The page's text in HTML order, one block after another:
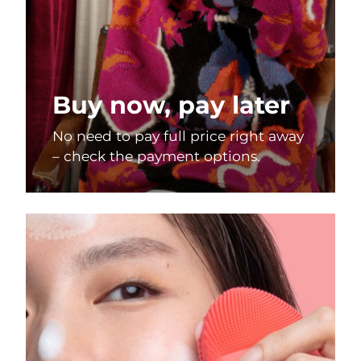
Buy now, pay later
No need to pay full price right away
– check the payment options.